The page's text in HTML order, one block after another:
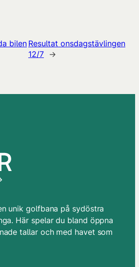
bilen Resultat onsdagstävlingen
12/7
→
unik golfbana på sydöstra
Här spelar du bland öppna
tallar och med havet som